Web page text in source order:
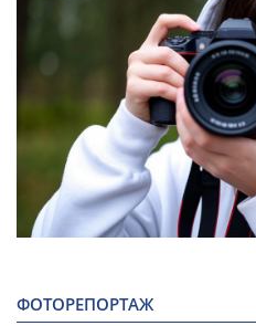
ФОТОРЕПОРТАЖ